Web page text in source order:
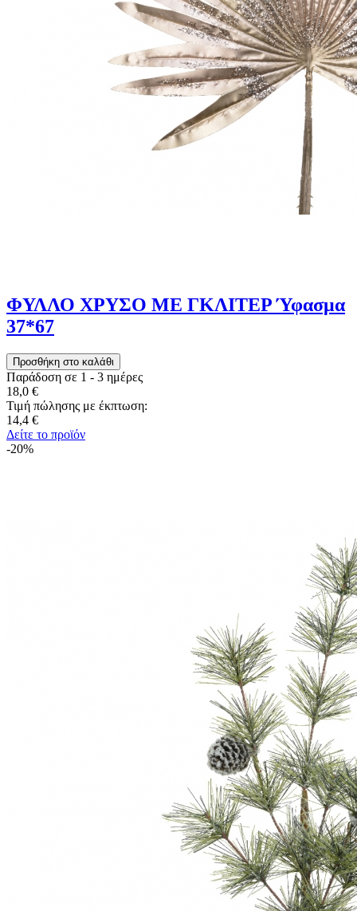
ΦΥΛΛΟ ΧΡΥΣΟ ΜΕ ΓΚΛΙΤΕΡ Ύφασμα
37*67
Παράδοση σε 1 - 3 ημέρες
18,0 €
Τιμή πώλησης με έκπτωση:
14,4 €
Δείτε το προϊόν
-20%